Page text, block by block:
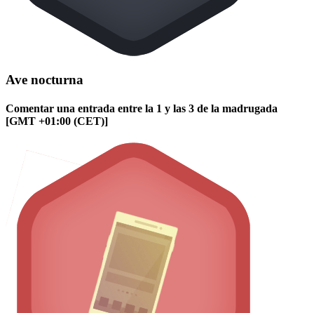
Ave nocturna
Comentar una entrada entre la 1 y las 3 de la madrugada
[GMT +01:00 (CET)]